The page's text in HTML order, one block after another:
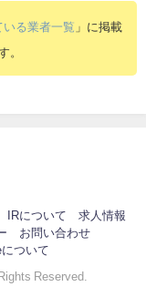
る業者一覧 」に掲載
。
IRについて
求人情報
お問い合わせ
ついて
Reserved.